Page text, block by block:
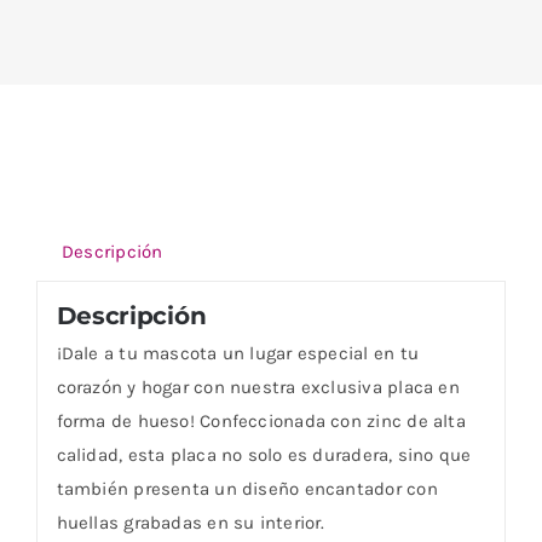
Descripción
Descripción
¡Dale a tu mascota un lugar especial en tu
corazón y hogar con nuestra exclusiva placa en
forma de hueso! Confeccionada con zinc de alta
calidad, esta placa no solo es duradera, sino que
también presenta un diseño encantador con
huellas grabadas en su interior.